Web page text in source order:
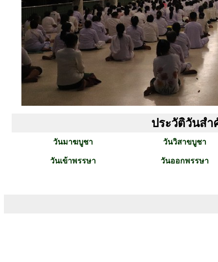
ประวัติวันส
วันมาฆบูชา วันวิสาขบูชา
วันเข้าพรรษา วันออกพรรษา